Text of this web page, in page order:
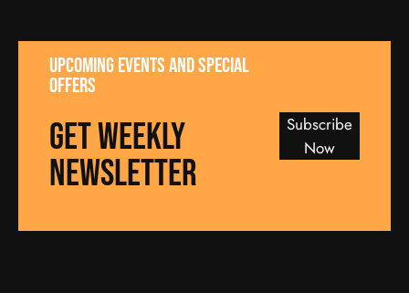
UPCOMING EVENTS AND SPECIAL
OFFERS
GET WEEKLY
NEWSLETTER
Subscribe
Now